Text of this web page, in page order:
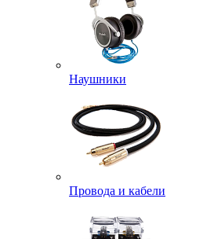
Наушники
Провода и кабели